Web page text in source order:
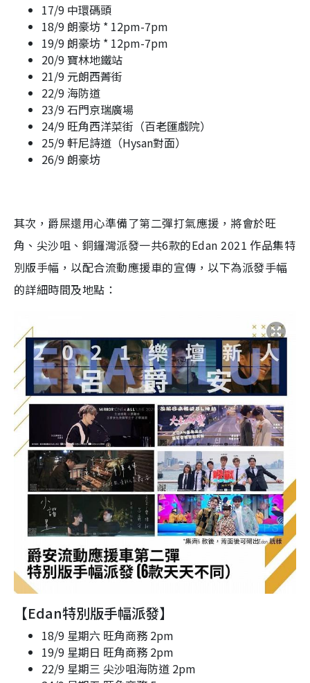
17/9 中環碼頭
18/9 朗豪坊 * 12pm-7pm
19/9 朗豪坊 * 12pm-7pm
20/9 寶林地鐵站
21/9 元朗西菁街
22/9 海防道
23/9 石門京瑞廣場
24/9 旺角西洋菜街（百老匯戲院）
25/9 軒尼詩道（Hysan對面）
26/9 朗豪坊
其次，爵屎還用心準備了第二彈打氣應援，將會於旺
角、尖沙咀、銅鑼灣派發一共6款的Edan 2021 作品集特
別版手幅，以配合流動應援車的宣傳，以下為派發手幅
的詳細時間及地點：
【Edan特別版手幅派發】
18/9 星期六 旺角商務 2pm
19/9 星期日 旺角商務 2pm
22/9 星期三 尖沙咀海防道 2pm